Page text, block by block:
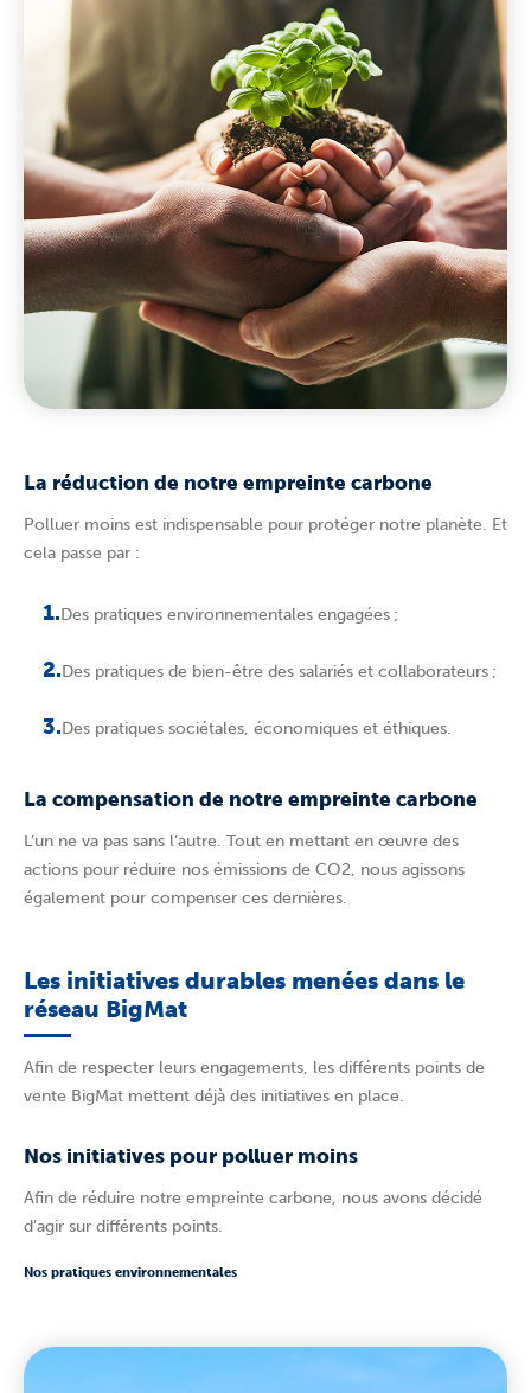
La réduction de notre empreinte carbone
Polluer moins est indispensable pour protéger notre planète. Et
cela passe par :
Des pratiques environnementales engagées ;
Des pratiques de bien-être des salariés et collaborateurs ;
Des pratiques sociétales, économiques et éthiques.
La compensation de notre empreinte carbone
L’un ne va pas sans l’autre. Tout en mettant en œuvre des
actions pour réduire nos émissions de CO2, nous agissons
également pour compenser ces dernières.
Les initiatives durables menées dans le
réseau BigMat
Afin de respecter leurs engagements, les différents points de
vente BigMat mettent déjà des initiatives en place.
Nos initiatives pour polluer moins
Afin de réduire notre empreinte carbone, nous avons décidé
d’agir sur différents points.
Nos pratiques environnementales